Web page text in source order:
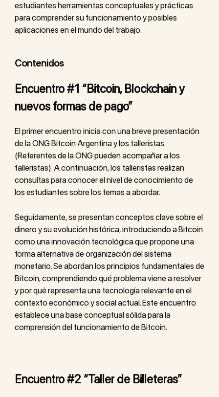
estudiantes herramientas conceptuales y prácticas
para comprender su funcionamiento y posibles
aplicaciones en el mundo del trabajo.
Contenidos
Encuentro #1 “Bitcoin, Blockchain y
nuevos formas de pago”
El primer encuentro inicia con una breve presentación
de la ONG Bitcoin Argentina y los talleristas
(Referentes de la ONG pueden acompañar a los
talleristas). A continuación, los talleristas realizan
consultas para conocer el nivel de conocimiento de
los estudiantes sobre los temas a abordar.
Seguidamente, se presentan conceptos clave sobre el
dinero y su evolución histórica, introduciendo a Bitcoin
como una innovación tecnológica que propone una
forma alternativa de organización del sistema
monetario. Se abordan los principios fundamentales de
Bitcoin, comprendiendo qué problema viene a resolver
y por qué representa una tecnología relevante en el
contexto económico y social actual. Este encuentro
establece una base conceptual sólida para la
comprensión del funcionamiento de Bitcoin.
Encuentro #2 “Taller de Billeteras”